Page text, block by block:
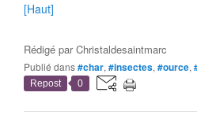
[Haut]
Rédigé parChristaldesaintmarc
Publié dans#char, #insectes, #ource,
Repost 0